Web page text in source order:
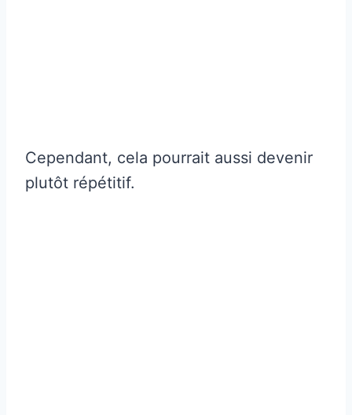
Cependant, cela pourrait aussi devenir
plutôt répétitif.